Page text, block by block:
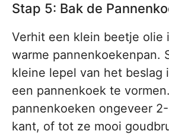
Stap 5: Bak de
Verhit een klein beetje olie
warme pannenkoekenpan.
kleine lepel van het beslag
een pannenkoek te
pannenkoeken ongeveer
kant, of tot ze mooi